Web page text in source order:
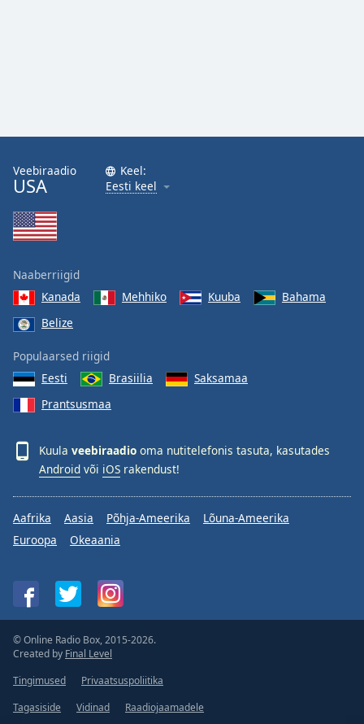
End
dialog
window.
Veebiraadio
USA
Keel:
Eesti keel
Naaberriigid
Kanada
Mehhiko Kuuba
Bahama
Belize
Populaarsed riigid
Eesti
Brasiilia
Saksamaa
Prantsusmaa
Kuula veebiraadio oma nutitelefonis tasuta, kasutades
Android või iOS rakendust!
Aafrika Aasia Põhja-Ameerika
Lõuna-Ameerika
Euroopa
Okeaania
© Online Radio Box, 2015-2026.
Created by Final Level
Tingimused
Privaatsuspoliitika
Tagasiside
Vidinad Raadiojaamadele